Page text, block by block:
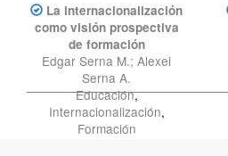
La internacionalización
como visión prospectiva
de formación
Edgar Serna M.; Alexei
Serna A.
Educación,
Internacionalización,
Formación